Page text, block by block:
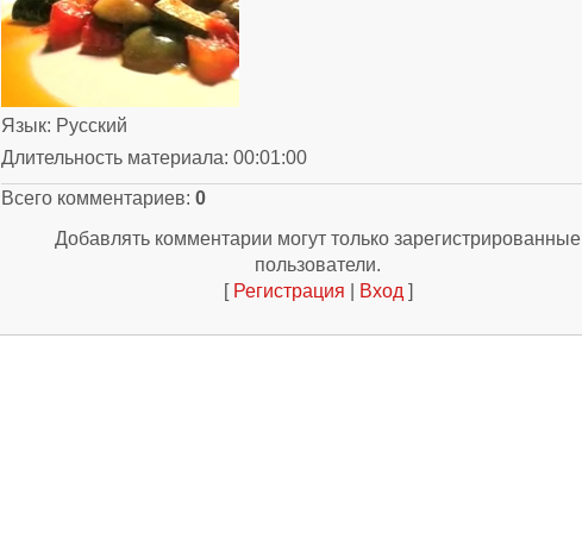
Язык: Русский
Длительность материала: 00:01:00
Всего комментариев: 0
Добавлять комментарии могут только зарегистрированные
пользователи.
[ Регистрация Вход ]